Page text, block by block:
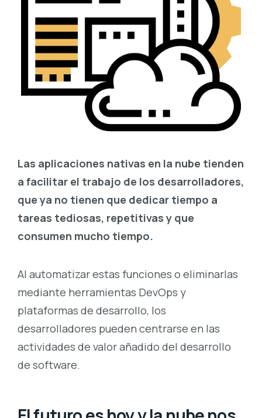
Las aplicaciones nativas en la nube tienden
a facilitar el trabajo de los desarrolladores,
que ya no tienen que dedicar tiempo a
tareas tediosas, repetitivas y que
consumen mucho tiempo.
Al automatizar estas funciones o eliminarlas
mediante herramientas DevOps y
plataformas de desarrollo, los
desarrolladores pueden centrarse en las
actividades de valor añadido del desarrollo
de software.